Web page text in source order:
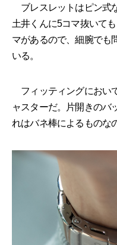
ブレスレットはピン式
土井くんに5コマ抜いて
マがあるので、細腕でも
いる。
フィッティングにおい
ャスターだ。片開きのバ
れはバネ棒によるものな